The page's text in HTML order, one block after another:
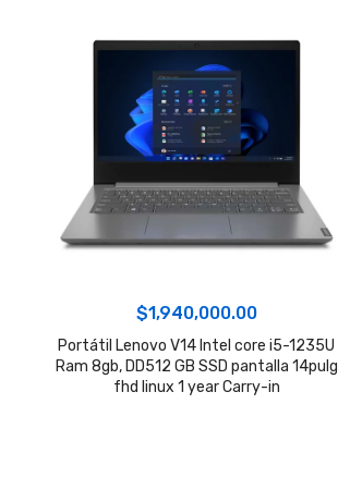
$1,940,000.00
Portátil Lenovo V14 Intel core i5-1235U
Ram 8gb, DD512 GB SSD pantalla 14pulg
fhd linux 1 year Carry-in